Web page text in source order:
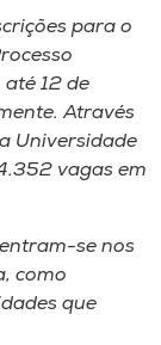
para o
até 12 de
Através
Universidade
vagas em
se nos
como
que